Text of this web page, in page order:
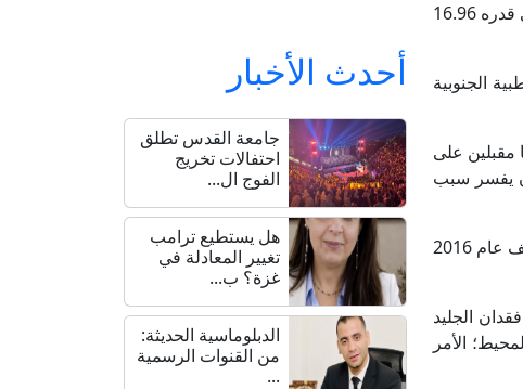
وقال المركز الوطني الأمريكي لبيانات الثلوج والجليد إن التحليل الأولي يشير إلى أن الجليد البحري وصل إلى حد أقصى قدره 16.96
الجنوبية
مقبلين على
يفسر سبب
وكان الجليد البحري في القارة القطبية الجنوبية مستقرًا نسبيًا حتى تم كسر مستوى قياسي جديد من الانخفاض في صيف عام 2016
الجليد
الأمر
أحدث الأخبار
جامعة القدس تطلق
احتفالات تخريج
الفوج ال...
هل يستطيع ترامب
تغيير المعادلة في
غزة؟ ب...
الدبلوماسية الحديثة:
من القنوات الرسمية
...